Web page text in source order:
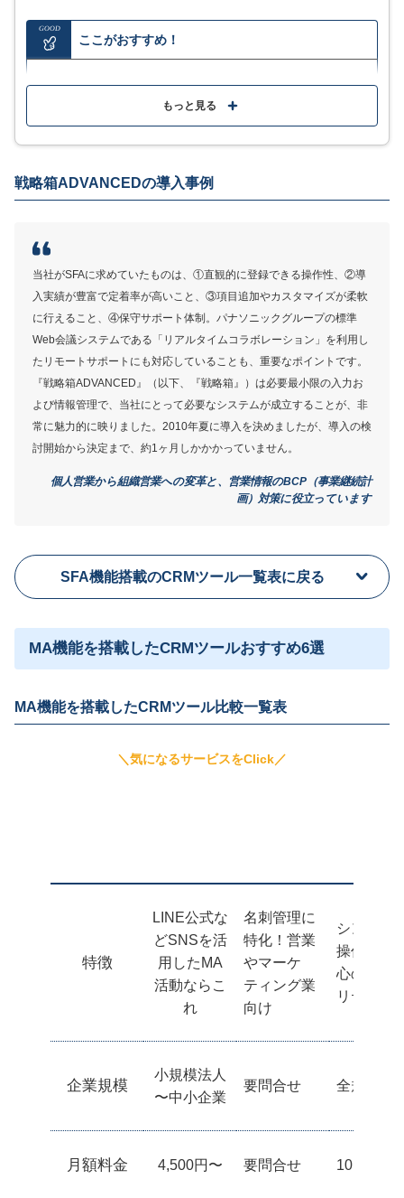
GOOD
ここがおすすめ！
業種別のテンプレートやカスタムが可能で自社の運用
に合わせて導入可能
自動インポートやエクスポート機能で連携にも便利
サービス詳細
もっと見る
戦略箱ADVANCEDの導入事例
当社がSFAに求めていたものは、①直観的に登録できる操作性、②導
入実績が豊富で定着率が高いこと、③項目追加やカスタマイズが柔軟
に行えること、④保守サポート体制。パナソニックグループの標準
Web会議システムである「リアルタイムコラボレーション」を利用し
たリモートサポートにも対応していることも、重要なポイントです。
『戦略箱ADVANCED』（以下、『戦略箱』）は必要最小限の入力お
よび情報管理で、当社にとって必要なシステムが成立することが、非
常に魅力的に映りました。2010年夏に導入を決めましたが、導入の検
討開始から決定まで、約1ヶ月しかかかっていません。
個人営業から組織営業への変革と、営業情報のBCP（事業継続計
画）対策に役立っています
SFA機能搭載のCRMツール一覧表に戻る
MA機能を搭載したCRMツールおすすめ6選
MA機能を搭載したCRMツール比較一覧表
＼気になるサービスをClick／
特徴
LINE公式な
どSNSを活
用したMA
活動ならこ
れ
名刺管理に
特化！営業
やマーケ
ティング業
向け
シンプル
操作性と
心のセキ
リティ対
企業規模
小規模法人
〜中小企業
要問合せ 全規模OK
月額料金 4,500円〜 要問合せ 10,000円